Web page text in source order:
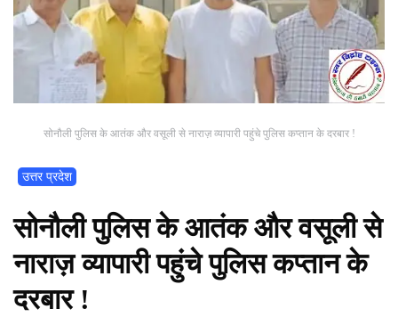
सोनौली पुलिस के आतंक और वसूली से नाराज़ व्यापारी पहुंचे पुलिस कप्तान के दरबार !
उत्तर प्रदेश
सोनौली पुलिस के आतंक और वसूली से
नाराज़ व्यापारी पहुंचे पुलिस कप्तान के
दरबार !